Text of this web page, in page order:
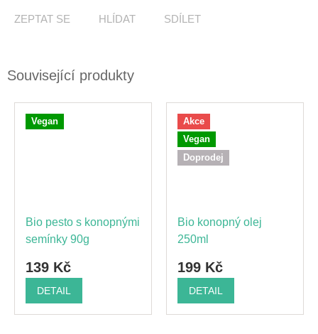
ZEPTAT SE HLÍDAT SDÍLET
Související produkty
Vegan
Bio pesto s konopnými
semínky 90g
139 Kč
DETAIL
Akce
Vegan
Doprodej
Bio konopný olej
250ml
199 Kč
DETAIL